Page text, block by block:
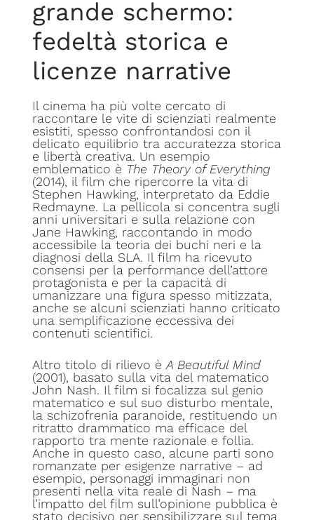
grande schermo:
fedeltà storica e
licenze narrative
Il cinema ha più volte cercato di
raccontare le vite di scienziati realmente
esistiti, spesso confrontandosi con il
delicato equilibrio tra accuratezza storica
e libertà creativa. Un esempio
emblematico è The Theory of Everything
(2014), il film che ripercorre la vita di
Stephen Hawking, interpretato da Eddie
Redmayne. La pellicola si concentra sugli
anni universitari e sulla relazione con
Jane Hawking, raccontando in modo
accessibile la teoria dei buchi neri e la
diagnosi della SLA. Il film ha ricevuto
consensi per la performance dell’attore
protagonista e per la capacità di
umanizzare una figura spesso mitizzata,
anche se alcuni scienziati hanno criticato
una semplificazione eccessiva dei
contenuti scientifici.
Altro titolo di rilievo è A Beautiful Mind
(2001), basato sulla vita del matematico
John Nash. Il film si focalizza sul genio
matematico e sul suo disturbo mentale,
la schizofrenia paranoide, restituendo un
ritratto drammatico ma efficace del
rapporto tra mente razionale e follia.
Anche in questo caso, alcune parti sono
romanzate per esigenze narrative – ad
esempio, personaggi immaginari non
presenti nella vita reale di Nash – ma
l’impatto del film sull’opinione pubblica è
stato decisivo per sensibilizzare sul tema